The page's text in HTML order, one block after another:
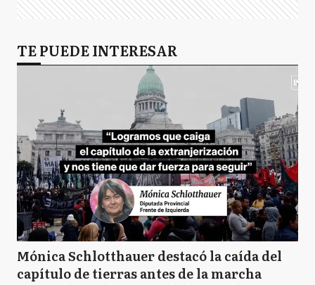
TE PUEDE INTERESAR
Mónica Schlotthauer destacó la caída del
capítulo de tierras antes de la marcha